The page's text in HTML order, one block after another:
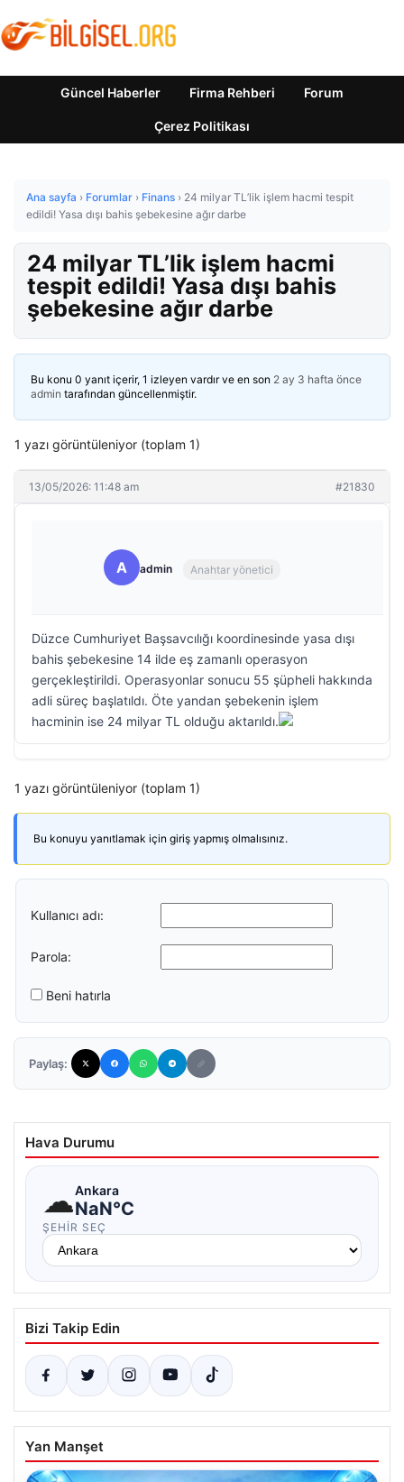
Güncel Haberler Firma Rehberi Forum
Çerez Politikası
Ana sayfa › Forumlar › Finans › 24 milyar TL’lik işlem hacmi tespit
edildi! Yasa dışı bahis şebekesine ağır darbe
24 milyar TL’lik işlem hacmi
tespit edildi! Yasa dışı bahis
şebekesine ağır darbe
Bu konu 0 yanıt içerir, 1 izleyen vardır ve en son 2 ay 3 hafta önce
admin tarafından güncellenmiştir.
1 yazı görüntüleniyor (toplam 1)
13/05/2026: 11:48 am #21830
A admin Anahtar yönetici
Düzce Cumhuriyet Başsavcılığı koordinesinde yasa dışı
bahis şebekesine 14 ilde eş zamanlı operasyon
gerçekleştirildi. Operasyonlar sonucu 55 şüpheli hakkında
adli süreç başlatıldı. Öte yandan şebekenin işlem
hacminin ise 24 milyar TL olduğu aktarıldı.
1 yazı görüntüleniyor (toplam 1)
Bu konuyu yanıtlamak için giriş yapmış olmalısınız.
Kullanıcı adı:
Parola:
Beni hatırla
Paylaş:
Hava Durumu
☁Ankara
NaN°C
ŞEHIR SEÇ
Bizi Takip Edin
Yan Manşet